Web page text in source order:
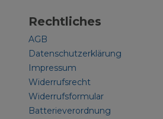
Rechtliches
AGB
Datenschutzerklärung
Impressum
Widerrufsrecht
Widerrufsformular
Batterieverordnung